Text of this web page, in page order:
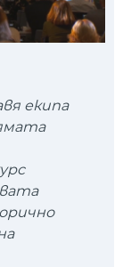
екипа